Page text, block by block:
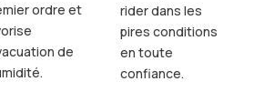
ordre et
de
rider dans les
pires conditions
en toute
confiance.